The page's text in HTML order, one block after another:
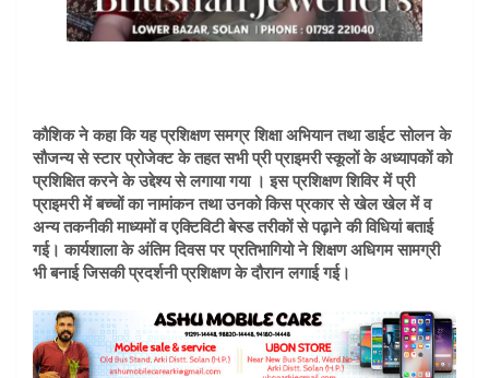
कौशिक ने कहा कि यह प्रशिक्षण समग्र शिक्षा अभियान तथा डाईट सोलन के
सौजन्य से स्टार प्रोजेक्ट के तहत सभी प्री प्राइमरी स्कूलों के अध्यापकों को
प्रशिक्षित करने के उद्देश्य से लगाया गया । इस प्रशिक्षण शिविर में प्री
प्राइमरी में बच्चों का नामांकन तथा उनको किस प्रकार से खेल खेल में व
अन्य तकनीकी माध्यमों व एक्टिविटी बेस्ड तरीकों से पढ़ाने की विधियां बताई
गई। कार्यशाला के अंतिम दिवस पर प्रतिभागियो ने शिक्षण अधिगम सामग्री
भी बनाई जिसकी प्रदर्शनी प्रशिक्षण के दौरान लगाई गई।